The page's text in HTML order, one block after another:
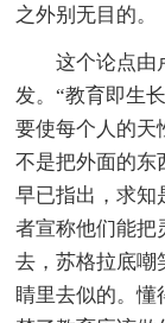
之外别无目的。
这个论点由卢
发。“教育即生
要使每个人的天
不是把外面的东
早已指出，求知
者宣称他们能把
去，苏格拉底嘲
睛里去似的。懂